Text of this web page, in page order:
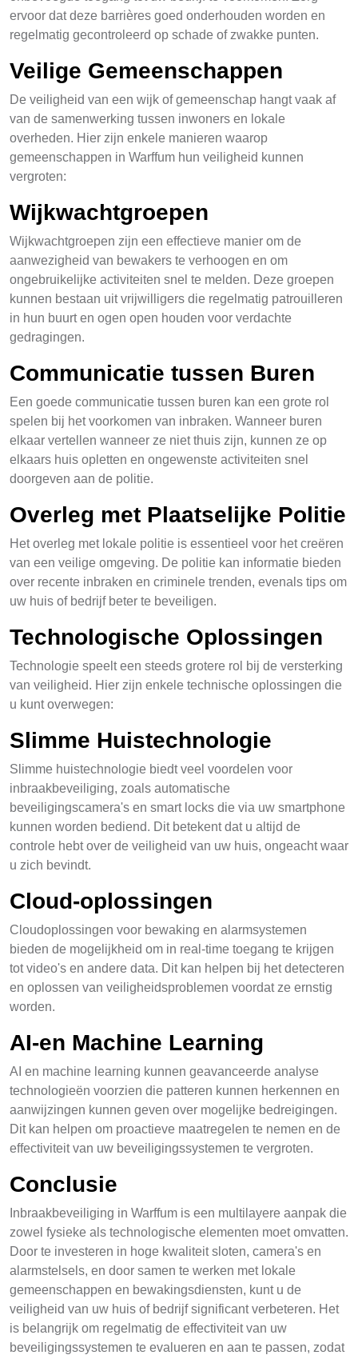
ervoor dat deze barrières goed onderhouden worden en
regelmatig gecontroleerd op schade of zwakke punten.
Veilige Gemeenschappen
De veiligheid van een wijk of gemeenschap hangt vaak af
van de samenwerking tussen inwoners en lokale
overheden. Hier zijn enkele manieren waarop
gemeenschappen in Warffum hun veiligheid kunnen
vergroten:
Wijkwachtgroepen
Wijkwachtgroepen zijn een effectieve manier om de
aanwezigheid van bewakers te verhoogen en om
ongebruikelijke activiteiten snel te melden. Deze groepen
kunnen bestaan uit vrijwilligers die regelmatig patrouilleren
in hun buurt en ogen open houden voor verdachte
gedragingen.
Communicatie tussen Buren
Een goede communicatie tussen buren kan een grote rol
spelen bij het voorkomen van inbraken. Wanneer buren
elkaar vertellen wanneer ze niet thuis zijn, kunnen ze op
elkaars huis opletten en ongewenste activiteiten snel
doorgeven aan de politie.
Overleg met Plaatselijke Politie
Het overleg met lokale politie is essentieel voor het creëren
van een veilige omgeving. De politie kan informatie bieden
over recente inbraken en criminele trenden, evenals tips om
uw huis of bedrijf beter te beveiligen.
Technologische Oplossingen
Technologie speelt een steeds grotere rol bij de versterking
van veiligheid. Hier zijn enkele technische oplossingen die
u kunt overwegen:
Slimme Huistechnologie
Slimme huistechnologie biedt veel voordelen voor
inbraakbeveiliging, zoals automatische
beveiligingscamera's en smart locks die via uw smartphone
kunnen worden bediend. Dit betekent dat u altijd de
controle hebt over de veiligheid van uw huis, ongeacht waar
u zich bevindt.
Cloud-oplossingen
Cloudoplossingen voor bewaking en alarmsystemen
bieden de mogelijkheid om in real-time toegang te krijgen
tot video's en andere data. Dit kan helpen bij het detecteren
en oplossen van veiligheidsproblemen voordat ze ernstig
worden.
AI-en Machine Learning
AI en machine learning kunnen geavanceerde analyse
technologieën voorzien die patteren kunnen herkennen en
aanwijzingen kunnen geven over mogelijke bedreigingen.
Dit kan helpen om proactieve maatregelen te nemen en de
effectiviteit van uw beveiligingssystemen te vergroten.
Conclusie
Inbraakbeveiliging in Warffum is een multilayere aanpak die
zowel fysieke als technologische elementen moet omvatten.
Door te investeren in hoge kwaliteit sloten, camera's en
alarmstelsels, en door samen te werken met lokale
gemeenschappen en bewakingsdiensten, kunt u de
veiligheid van uw huis of bedrijf significant verbeteren. Het
is belangrijk om regelmatig de effectiviteit van uw
beveiligingssystemen te evalueren en aan te passen, zodat